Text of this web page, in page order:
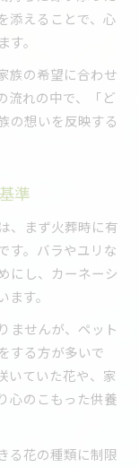
添えることで、心
。
族の希望に合わせ
流れの中で、「ど
の想いを反映する
準
、まず火葬時に有
す。バラやユリな
にし、カーネーシ
す。
ませんが、ペット
する方が多いで
いていた花や、家
心のこもった供養
る花の種類に制限